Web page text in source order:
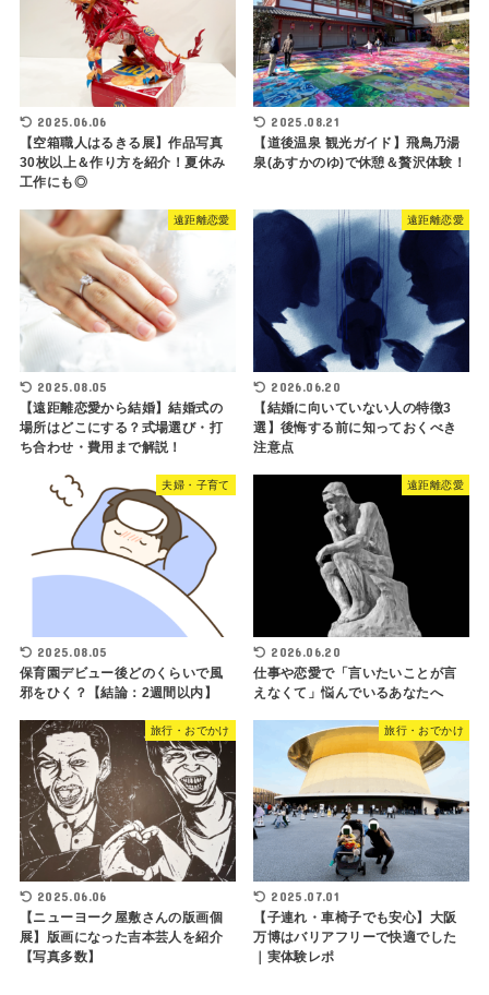
2025.06.06
【空箱職人はるきる展】作品写真
30枚以上＆作り方を紹介！夏休み
工作にも◎
2025.08.21
【道後温泉 観光ガイド】飛鳥乃湯
泉(あすかのゆ)で休憩＆贅沢体験！
遠距離恋愛
2025.08.05
【遠距離恋愛から結婚】結婚式の
場所はどこにする？式場選び・打
ち合わせ・費用まで解説！
遠距離恋愛
2026.06.20
【結婚に向いていない人の特徴3
選】後悔する前に知っておくべき
注意点
夫婦・子育て
2025.08.05
保育園デビュー後どのくらいで風
邪をひく？【結論：2週間以内】
遠距離恋愛
2026.06.20
仕事や恋愛で「言いたいことが言
えなくて」悩んでいるあなたへ
旅行・おでかけ
2025.06.06
【ニューヨーク屋敷さんの版画個
展】版画になった吉本芸人を紹介
【写真多数】
旅行・おでかけ
2025.07.01
【子連れ・車椅子でも安心】大阪
万博はバリアフリーで快適でした
｜実体験レポ